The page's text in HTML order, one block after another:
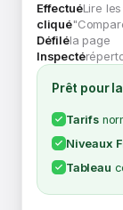
EffectuéLire
cliqué
Défiléla page
Inspecté
Prêt pour
Tarifs
Niveaux
Tableau